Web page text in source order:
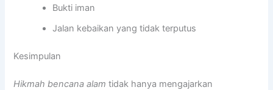
Bukti iman
Jalan kebaikan yang tidak terputus
Kesimpulan
Hikmah bencana alam tidak hanya mengajarkan